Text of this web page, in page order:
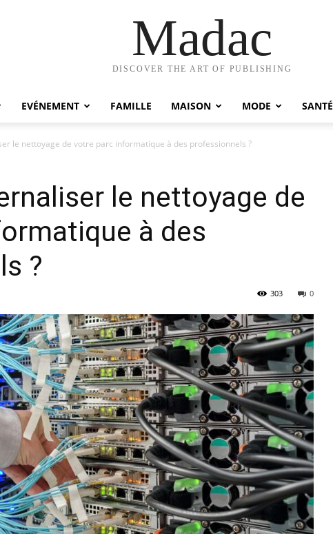
Madac
DISCOVER THE ART OF PUBLISHING
EVÉNEMENT FAMILLE MAISON MODE SANTÉ
le nettoyage de votre parc informatique à des professionnels ?
le nettoyage de
à des
?
0
303